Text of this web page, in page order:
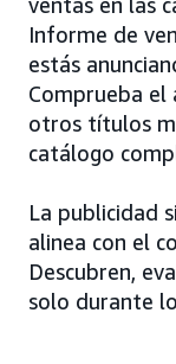
Informe de
estás
Comprueba el
otros títulos
catálogo
La publicidad
alinea con el
Descubren,
solo durante